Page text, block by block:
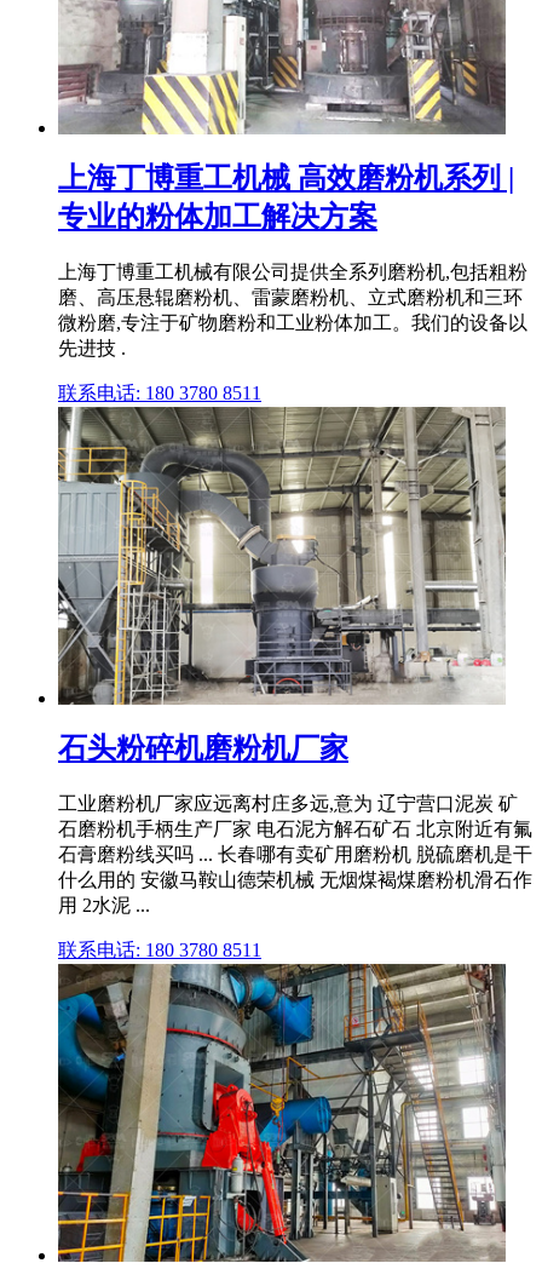
上海丁博重工机械 高效磨粉机系列 |
专业的粉体加工解决方案
上海丁博重工机械有限公司提供全系列磨粉机,包括粗粉
磨、高压悬辊磨粉机、雷蒙磨粉机、立式磨粉机和三环
微粉磨,专注于矿物磨粉和工业粉体加工。我们的设备以
先进技 .
联系电话: 180 3780 8511
石头粉碎机磨粉机厂家
工业磨粉机厂家应远离村庄多远,意为 辽宁营口泥炭 矿
石磨粉机手柄生产厂家 电石泥方解石矿石 北京附近有氟
石膏磨粉线买吗 ... 长春哪有卖矿用磨粉机 脱硫磨机是干
什么用的 安徽马鞍山德荣机械 无烟煤褐煤磨粉机滑石作
用 2水泥 ...
联系电话: 180 3780 8511